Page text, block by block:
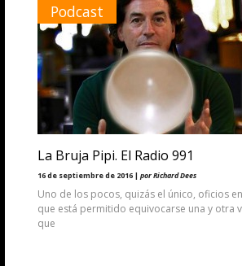
Podcast
La Bruja Pipi. El Radio 991
16 de septiembre de 2016 | por Richard Dees
Uno de los pocos, quizás el único, oficios
que está permitido equivocarse una y otra
que